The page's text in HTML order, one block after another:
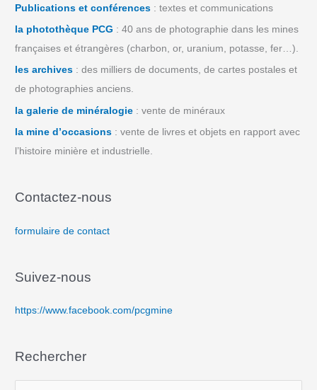
Publications et conférences : textes et communications
la photothèque PCG : 40 ans de photographie dans les mines
françaises et étrangères (charbon, or, uranium, potasse, fer…).
les archives : des milliers de documents, de cartes postales et
de photographies anciens.
la galerie de minéralogie : vente de minéraux
la mine d’occasions : vente de livres et objets en rapport avec
l’histoire minière et industrielle.
Contactez-nous
formulaire de contact
Suivez-nous
https://www.facebook.com/pcgmine
Rechercher